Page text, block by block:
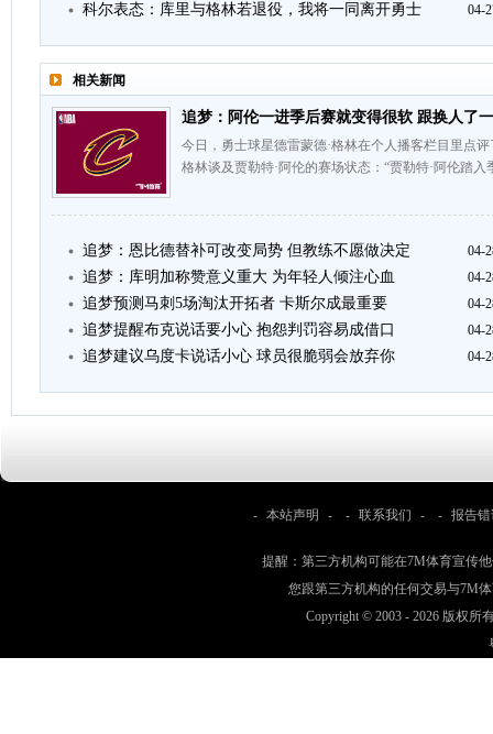
科尔表态：库里与格林若退役，我将一同离开勇士 04-
相关新闻
追梦：阿伦一进季后赛就变得很软 跟换人了
今日，勇士球星德雷蒙德·格林在个人播客栏目里点
格林谈及贾勒特·阿伦的赛场状态：“贾勒特·阿伦踏
追梦：恩比德替补可改变局势 但教练不愿做决定 04-
追梦：库明加称赞意义重大 为年轻人倾注心血 04-
追梦预测马刺5场淘汰开拓者 卡斯尔成最重要 04-
追梦提醒布克说话要小心 抱怨判罚容易成借口 04-
追梦建议乌度卡说话小心 球员很脆弱会放弃你 04-
- 本站声明 - - 联系我们 - - 报告
提醒：第三方机构可能在7M体育宣传
您跟第三方机构的任何交易与7M
Copyright © 2003 - 2026 版权所